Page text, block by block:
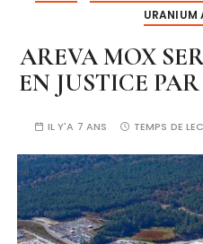
URANIUM
AREVA MOX
EN JUSTICE
IL Y'A 7 ANS TEMPS DE